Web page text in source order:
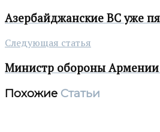
Aзербайджанские ВС уже
Следующая статья
Министр обороны Армении
Похожие Статьи